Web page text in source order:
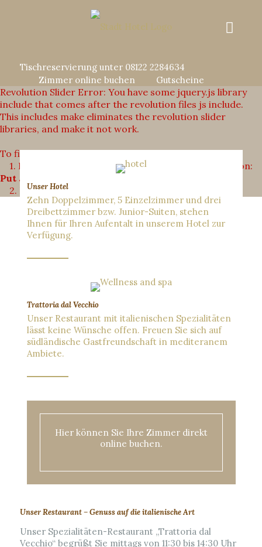
Tischreservierung unter 08122 2284634
Zimmer online buchen
Gutscheine
Revolution Slider Error: You have some jquery.js library
include that comes after the revolution files js include.
This includes make eliminates the revolution slider
libraries, and make it not work.
To fix it you can:
1. In the Slider Settings -> Troubleshooting set option:
Put JS Includes To Body
2. Find the double jquery.js include and remove it.
Unser Hotel
Zehn Doppelzimmer, 5 Einzelzimmer und drei
Dreibettzimmer bzw. Junior-Suiten, stehen
Ihnen für Ihren Aufentalt in unserem Hotel zur
Verfügung.
Trattoria dal Vecchio
Unser Restaurant mit italienischen Spezialitäten
lässt keine Wünsche offen. Freuen Sie sich auf
südländische Gastfreundschaft in mediteranem
Ambiete.
Hier können Sie Ihre Zimmer direkt
online buchen.
Unser Restaurant – Genuss auf die italienische Art
Unser Spezialitäten-Restaurant „Trattoria dal
Vecchio“ begrüßt Sie mittags von 11:30 bis 14:30 Uhr